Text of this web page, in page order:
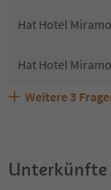
Hat Hotel
Hat Hotel
Sind Haustiere
Welche
Erhalten die Gäste
Weitere 3
Unterkünfte